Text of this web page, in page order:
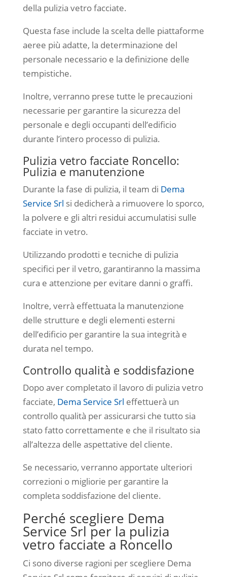
della pulizia vetro facciate.
Questa fase include la scelta delle piattaforme
aeree più adatte, la determinazione del
personale necessario e la definizione delle
tempistiche.
Inoltre, verranno prese tutte le precauzioni
necessarie per garantire la sicurezza del
personale e degli occupanti dell’edificio
durante l’intero processo di pulizia.
Pulizia vetro facciate Roncello:
Pulizia e manutenzione
Durante la fase di pulizia, il team di Dema
Service Srl si dedicherà a rimuovere lo sporco,
la polvere e gli altri residui accumulatisi sulle
facciate in vetro.
Utilizzando prodotti e tecniche di pulizia
specifici per il vetro, garantiranno la massima
cura e attenzione per evitare danni o graffi.
Inoltre, verrà effettuata la manutenzione
delle strutture e degli elementi esterni
dell’edificio per garantire la sua integrità e
durata nel tempo.
Controllo qualità e soddisfazione
Dopo aver completato il lavoro di pulizia vetro
facciate, Dema Service Srl effettuerà un
controllo qualità per assicurarsi che tutto sia
stato fatto correttamente e che il risultato sia
all’altezza delle aspettative del cliente.
Se necessario, verranno apportate ulteriori
correzioni o migliorie per garantire la
completa soddisfazione del cliente.
Perché scegliere Dema
Service Srl per la pulizia
vetro facciate a Roncello
Ci sono diverse ragioni per scegliere Dema